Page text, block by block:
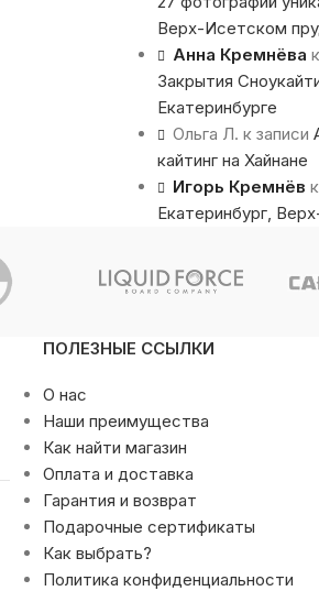
Верх-Исетском
Анна Кремнёва
Закрытия
Екатеринбурге
Ольга Л. к записи
кайтинг на Хайнане
Игорь Кремнёв
Екатеринбург,
ПОЛЕЗНЫЕ ССЫЛКИ
О нас
Наши преимущества
Как найти магазин
Оплата и доставка
Гарантия и возврат
Подарочные сертификаты
Как выбрать?
Политика конфиденциальности